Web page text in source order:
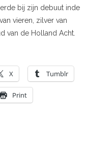
bij zijn debuut inde
vieren, zilver van
van de Holland Acht.
X Tumblr
Print